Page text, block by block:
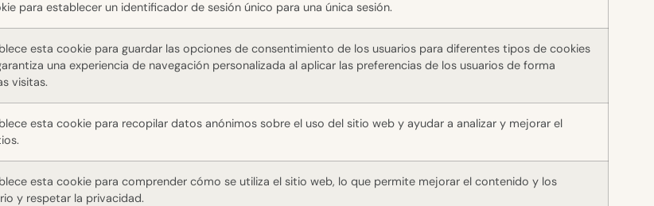
para establecer un identificador de sesión único para una única sesión.
esta cookie para guardar las opciones de consentimiento de los usuarios para diferentes tipos de cookies
una experiencia de navegación personalizada al aplicar las preferencias de los usuarios de forma
visitas.
esta cookie para recopilar datos anónimos sobre el uso del sitio web y ayudar a analizar y mejorar el
esta cookie para comprender cómo se utiliza el sitio web, lo que permite mejorar el contenido y los
y respetar la privacidad.